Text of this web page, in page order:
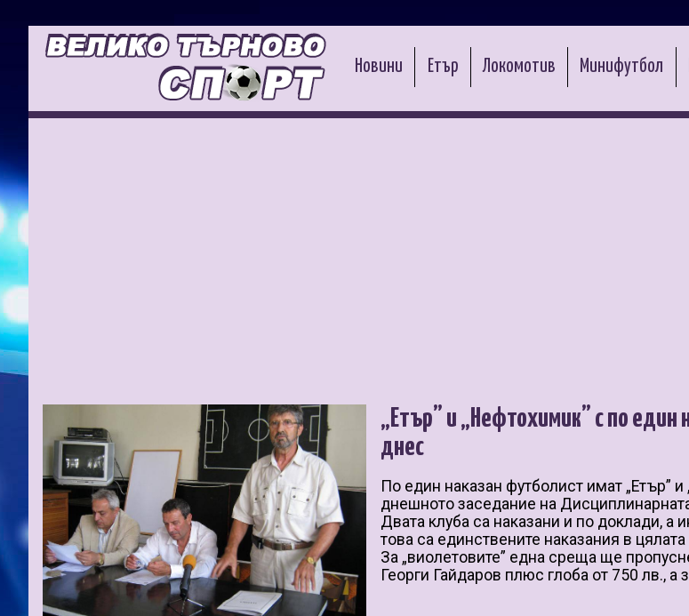
Новини Етър Локомотив Минифутбол
„Етър” и „Нефтохимик” с по един
днес
По един наказан футболист имат „Етър”
днешното заседание на
Двата клуба са наказани и по доклади, а
това са единствените наказания в цялата
За „виолетовите” една среща ще
Георги Гайдаров плюс глоба от 750 лв., а